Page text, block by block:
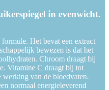
in evenwicht.
Het bevat een extract
bewezen is dat het
Chroom draagt bij
Vitamine C draagt bij tot
van de bloedvaten.
normaal energieleverend